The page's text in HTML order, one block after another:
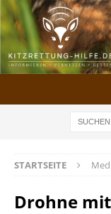
STARTSEITE
Drohne